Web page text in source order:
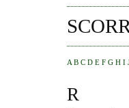
A B C D E F G H I
R